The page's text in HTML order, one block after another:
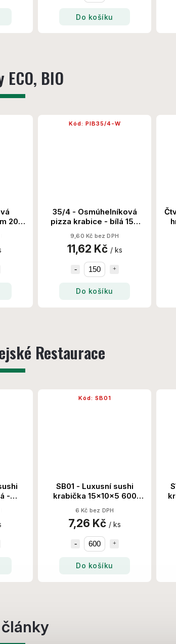
Do košíku
BIO
200
35/4 - Osmúhelníková
pizza krabice - bílá 150
Ks/Krt
9,60 Kč bez DPH
11,62 Kč / ks
Do košíku
Kód: PIB35/4-W
Restaurace
-
SB01 - Luxusní sushi
krabička 15x10x5 600
6 Kč bez DPH
7,26 Kč / ks
Do košíku
Kód: SB01